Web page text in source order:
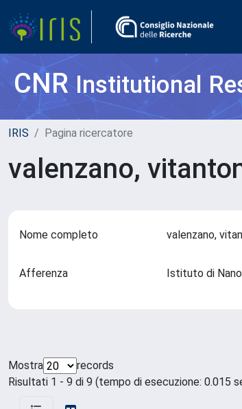
CNRInstitutional
IRIS Pagina ricercatore
valenzano,
Nome completo valenzano,
Afferenza Istituto di
Mostra
records
Risultati 1 - 9 di 9 (tempo di esecuzione: 0.015